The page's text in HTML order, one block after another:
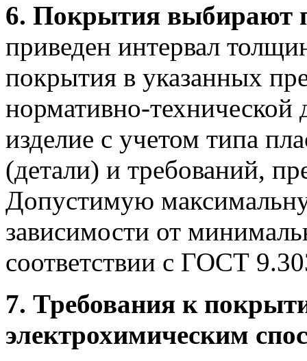
6. Покрытия выбирают
приведен интервал
покрытия в указанных
нормативно-технической
изделие с учетом типа
(детали) и требований,
Допустимую
зависимости от
соответствии с ГОСТ
7. Требования к
электрохимическим